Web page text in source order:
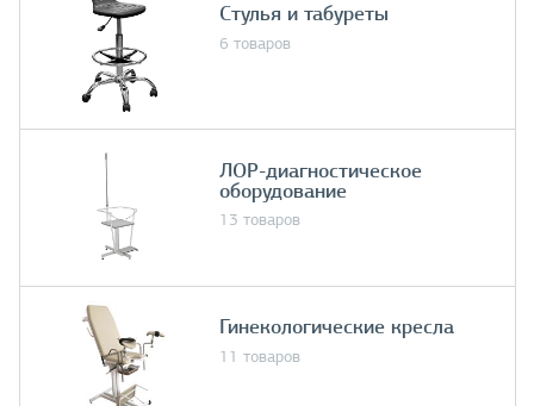
Стулья и табуреты
6 товаров
ЛОР-диагностическое
оборудование
13 товаров
Гинекологические кресла
11 товаров